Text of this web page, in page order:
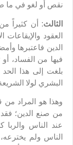
نقص أو لغو في ما
الثالث: أن كثيراً
العقود
الدين فاعتبرها
فيها من الفساد،
بلغت إلى هذا
البشري لولا
وهذا هو المراد
من صنع الدين؛ فقد
عند الناس
الناس ولم